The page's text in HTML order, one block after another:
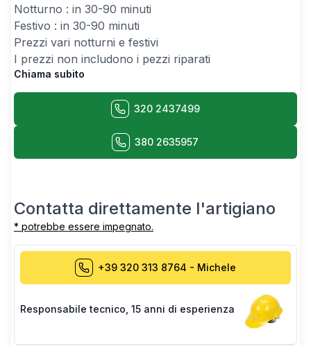
Notturno : in 30-90 minuti
Festivo : in 30-90 minuti
Prezzi vari notturni e festivi
I prezzi non includono i pezzi riparati
Chiama subito
320 2437499
380 2635957
Contatta direttamente l'artigiano
* potrebbe essere impegnato.
+39 320 313 8764 - Michele
Responsabile tecnico 15 anni di esperienza